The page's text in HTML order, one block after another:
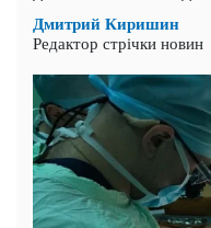
Дмитрий Киришин
Редактор стрічки новин